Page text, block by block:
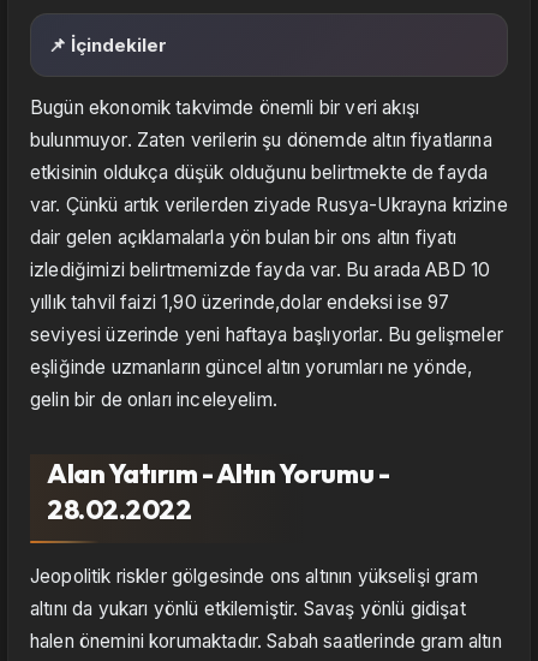
📌 İçindekiler
Bugün ekonomik takvimde önemli bir veri akışı
bulunmuyor. Zaten verilerin şu dönemde altın fiyatlarına
etkisinin oldukça düşük olduğunu belirtmekte de fayda
var. Çünkü artık verilerden ziyade Rusya-Ukrayna krizine
dair gelen açıklamalarla yön bulan bir ons altın fiyatı
izlediğimizi belirtmemizde fayda var. Bu arada ABD 10
yıllık tahvil faizi 1,90 üzerinde,dolar endeksi ise 97
seviyesi üzerinde yeni haftaya başlıyorlar. Bu gelişmeler
eşliğinde uzmanların güncel altın yorumları ne yönde,
gelin bir de onları inceleyelim.
Alan Yatırım - Altın Yorumu -
28.02.2022
Jeopolitik riskler gölgesinde ons altının yükselişi gram
altını da yukarı yönlü etkilemiştir. Savaş yönlü gidişat
halen önemini korumaktadır. Sabah saatlerinde gram altın